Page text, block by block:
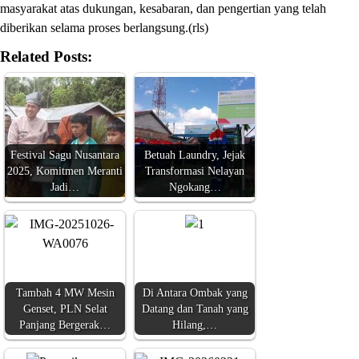
masyarakat atas dukungan, kesabaran, dan pengertian yang telah
diberikan selama proses berlangsung.(rls)
Related Posts:
Festival Sagu Nusantara
2025, Komitmen Meranti
Jadi…
Betuah Laundry, Jejak
Transformasi Nelayan
Ngokang…
Tambah 4 MW Mesin
Genset, PLN Selat
Panjang Bergerak…
Di Antara Ombak yang
Datang dan Tanah yang
Hilang,…